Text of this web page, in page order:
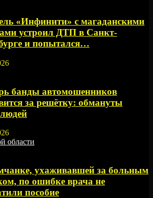
«Инфинити» с магаданскими
устроил ДТП в Санкт-
и попытался…
банды автомошенников
за решётку: обмануты
области
ухаживавшей за больным
по ошибке врача не
пособие